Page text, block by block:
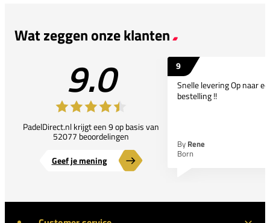
Wat zeggen onze klanten
9.0
PadelDirect.nl krijgt een 9 op basis van
52077 beoordelingen
Geef je mening
9
Snelle levering Op naar
bestelling !!
By Rene
Born